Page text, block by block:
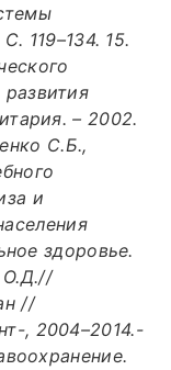
119–134. 15.
– 2002.
С.Б.,
и
здоровье.
О.Д.//
//
, 2004–2014.-